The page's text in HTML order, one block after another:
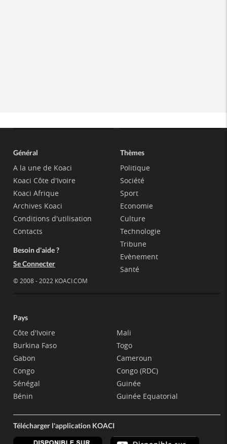
Général
A la une de Koaci
Koaci Côte d'Ivoire
Koaci Afrique
Archives Koaci
Conditions d'utilisation
Contacts
Besoin d'aide ?
Se Connecter
© 2008 - 2022 KOACI.COM
Thèmes
Politique
Société
Sport
Economie
Culture
Technologie
Tribune
Evènement
Santé
Pays
Côte d'Ivoire
Burkina Faso
Gabon
Congo
Sénégal
Bénin
Mali
Togo
Cameroun
Congo (RDC)
Guinée
Guinée Equatorial
Télécharger l'application KOACI